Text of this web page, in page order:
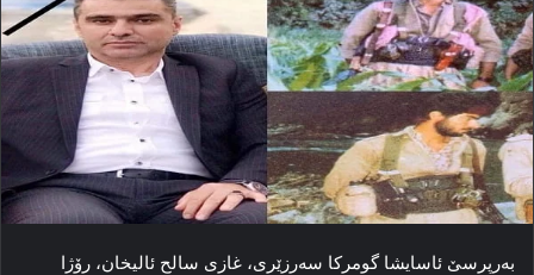
بەرپرسێ ئاسایشا گومركا سەرزێری، غازی سالح ئالیخان، رۆژا